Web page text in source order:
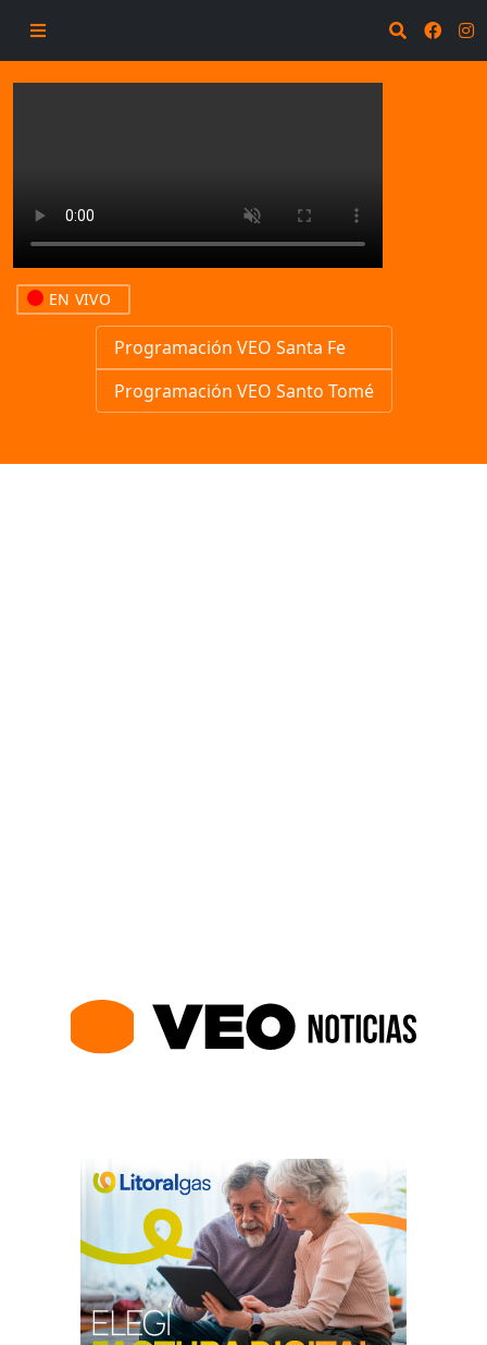
EN VIVO
Programación VEO Santa Fe
Programación VEO Santo Tomé